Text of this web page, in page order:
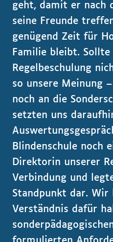
geht, damit er nach
seine Freunde
genügend Zeit für
Familie bleibt. Sollte
Regelbeschulung
so unsere Meinung
noch an die
setzten uns
Blindenschule noch
Direktorin unserer
Verbindung und
Standpunkt dar. Wir
Verständnis dafür